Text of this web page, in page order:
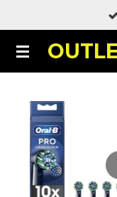
naar
de